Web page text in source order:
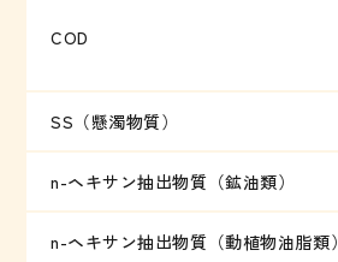
COD
SS（懸濁物質）
n-ヘキサン抽出物質（鉱油類）
n-ヘキサン抽出物質（動植物油脂類）